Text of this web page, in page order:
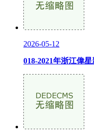
2026-05-12
018-2021年浙江偉